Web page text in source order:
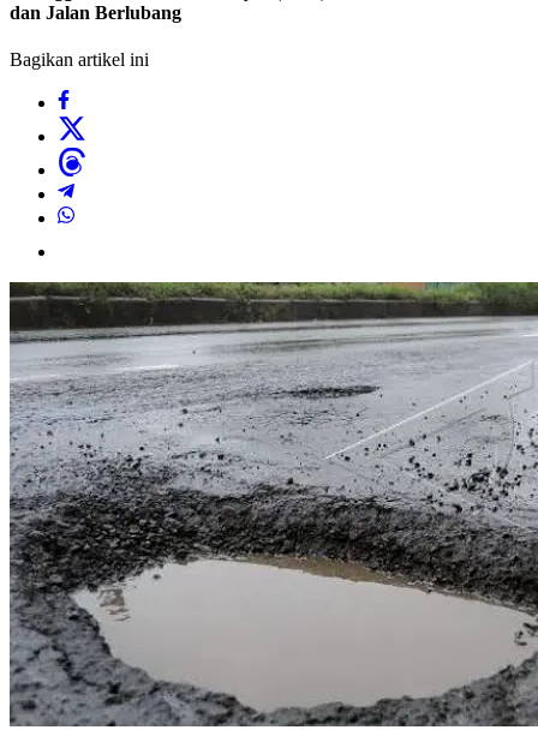
dan Jalan Berlubang
Bagikan artikel ini